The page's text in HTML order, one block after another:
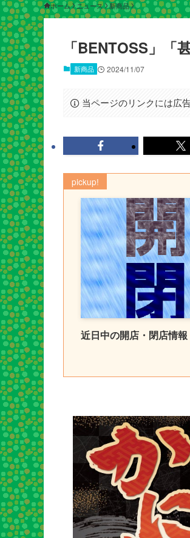
ホーム ニュース 新商品
「BENTOSS」「
新商品 2024/11/07
当ページのリンクには広
pickup!
近日中の開店・閉店情報